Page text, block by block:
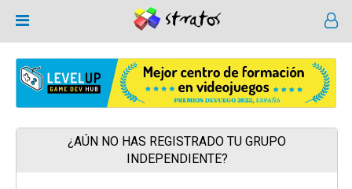
¿AÚN NO HAS REGISTRADO TU GRUPO
INDEPENDIENTE?